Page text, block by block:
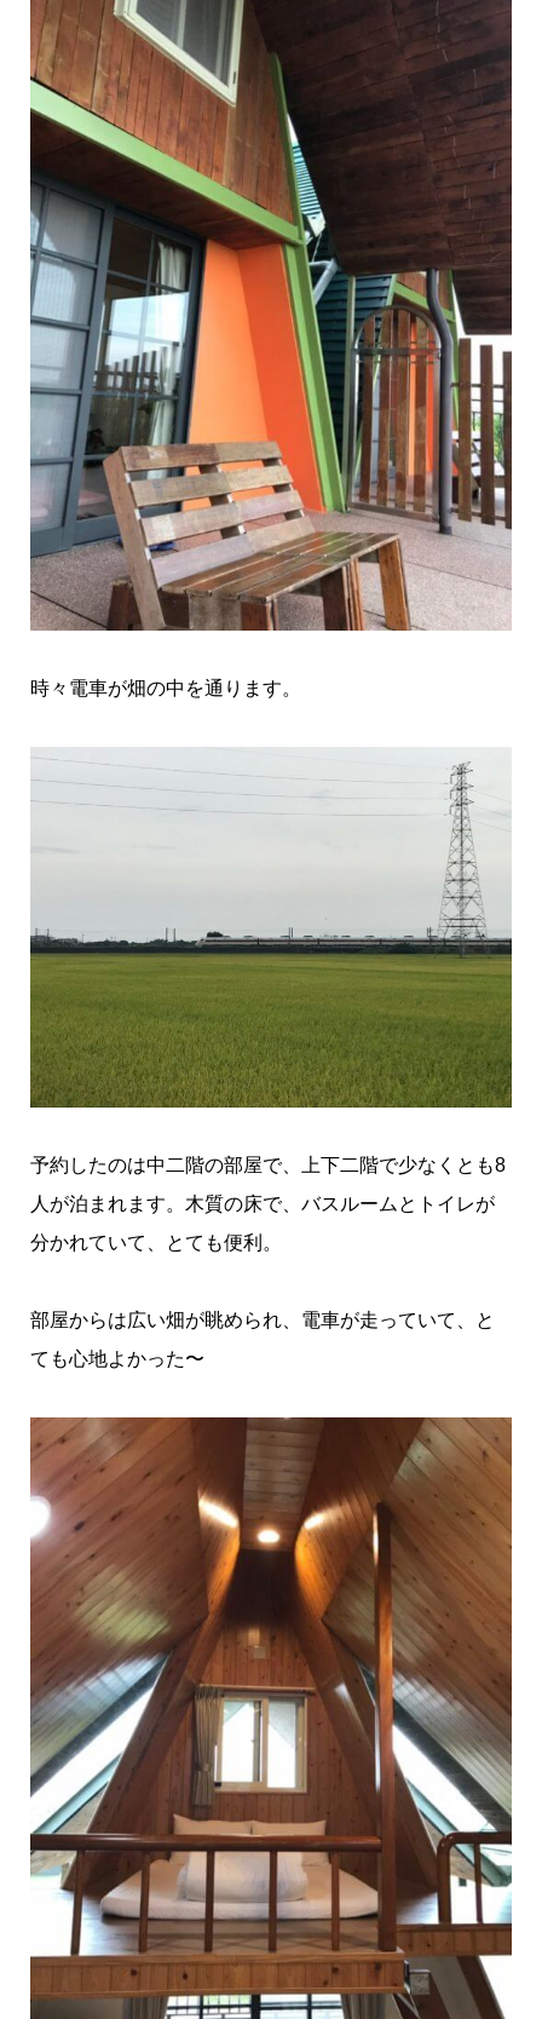
時々電車が畑の中を通ります。
予約したのは中二階の部屋で、上下二階で少なくとも8
人が泊まれます。木質の床で、バスルームとトイレが
分かれていて、とても便利。
部屋からは広い畑が眺められ、電車が走っていて、と
ても心地よかった〜